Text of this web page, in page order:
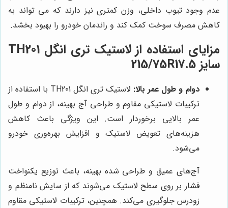
عدم وجود تیوب داخلی، وزن کمتری نیز دارند که می تواند به
کاهش مصرف سوخت کمک کند و راندمان خودرو را بهبود بخشد.
مزایای استفاده از لاستیک تری انگل TH201
سایز 215/75R17.5
دوام و طول عمر بالا:
لاستیک تری انگل TH201 با استفاده از
ترکیبات لاستیکی مقاوم و طراحی آج بهینه، از دوام و طول
عمر بالایی برخوردار است. این ویژگی باعث کاهش
هزینه‌های تعویض لاستیک و افزایش بهره‌وری خودرو
می‌شود.
آج‌های عمیق و طراحی شده بهینه، باعث توزیع یکنواخت
فشار بر روی سطح لاستیک می‌شوند که از سایش نامنظم و
زودرس جلوگیری می‌کند. همچنین، ترکیبات لاستیکی مقاوم